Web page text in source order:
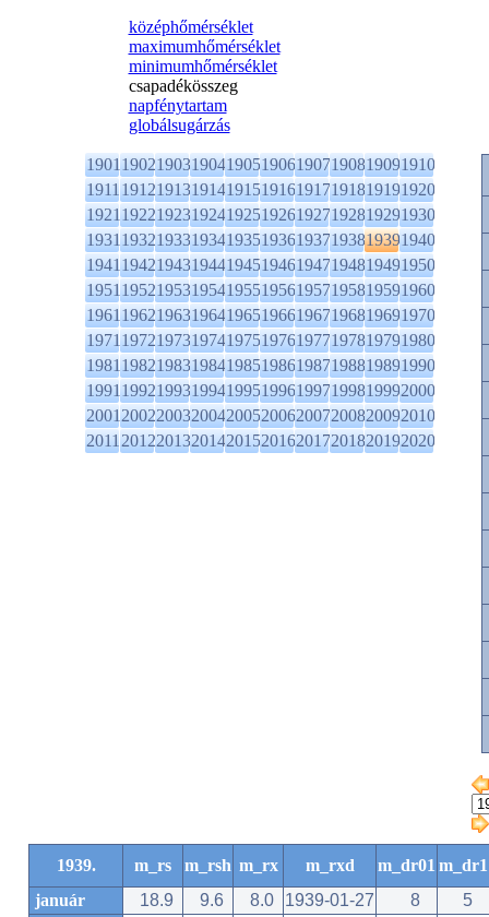
középhőmérséklet
maximumhőmérséklet
minimumhőmérséklet
csapadékösszeg
napfénytartam
globálsugárzás
1901190219031904190519061907190819091910
1911191219131914191519161917191819191920
1921192219231924192519261927192819291930
1931193219331934193519361937193819391940
1941194219431944194519461947194819491950
1951195219531954195519561957195819591960
1961196219631964196519661967196819691970
1971197219731974197519761977197819791980
1981198219831984198519861987198819891990
1991199219931994199519961997199819992000
2001200220032004200520062007200820092010
2011201220132014201520162017201820192020
1939. m_rs m_rsh m_rx m_rxd m_dr01 m_dr1
január
18.9 9.6 8.0 1939-01-27 8
5